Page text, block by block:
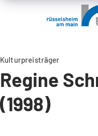
Kulturpreisträger
Regine
(1998)